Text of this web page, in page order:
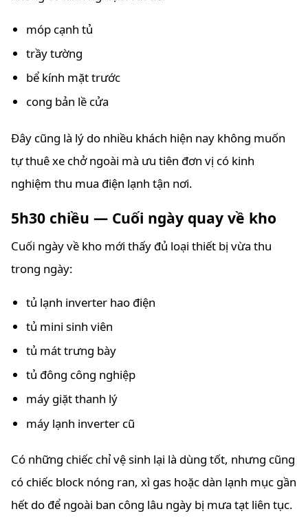
móp cạnh tủ
trầy tường
bể kính mặt trước
cong bản lề cửa
Đây cũng là lý do nhiều khách hiện nay không muốn
tự thuê xe chở ngoài mà ưu tiên đơn vị có kinh
nghiệm thu mua điện lạnh tận nơi.
5h30 chiều — Cuối ngày quay về kho
Cuối ngày về kho mới thấy đủ loại thiết bị vừa thu
trong ngày:
tủ lạnh inverter hao điện
tủ mini sinh viên
tủ mát trưng bày
tủ đông công nghiệp
máy giặt thanh lý
máy lạnh inverter cũ
Có những chiếc chỉ vệ sinh lại là dùng tốt, nhưng cũng
có chiếc block nóng ran, xì gas hoặc dàn lạnh mục gần
hết do để ngoài ban công lâu ngày bị mưa tạt liên tục.